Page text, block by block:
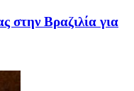
στην Βραζιλία για